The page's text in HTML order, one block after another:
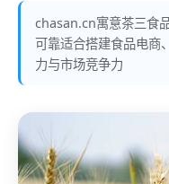
chasan.cn寓意茶三食
可靠适合搭建食品电商
力与市场竞争力